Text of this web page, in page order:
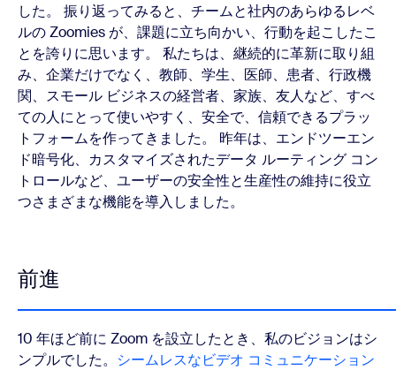
した。 振り返ってみると、チームと社内のあらゆるレベ
ルの Zoomies が、課題に立ち向かい、行動を起こしたこ
とを誇りに思います。 私たちは、継続的に革新に取り組
み、企業だけでなく、教師、学生、医師、患者、行政機
関、スモール ビジネスの経営者、家族、友人など、すべ
ての人にとって使いやすく、安全で、信頼できるプラッ
トフォームを作ってきました。 昨年は、エンドツーエン
ド暗号化、カスタマイズされたデータ ルーティング コン
トロールなど、ユーザーの安全性と生産性の維持に役立
つさまざまな機能を導入しました。
前進
10 年ほど前に Zoom を設立したとき、私のビジョンはシ
ンプルでした。 シームレスなビデオ コミュニケーション